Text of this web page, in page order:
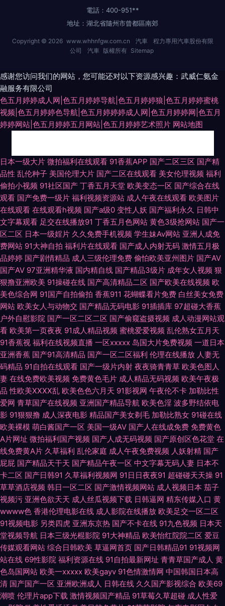
電話：400-951**
地址：湖北省隨州市曾都區南郊
Copyright © 2026 www.whhnfgw.com.cn 汽車
程力專用汽車股份有限
公司
汽車 版權所有 Sitemap
感谢您访问我们的网站，您可能还对以下资源感兴趣：武威仁氨金
融服务有限公司
色五月婷婷成人网|色五月婷婷导航|色五月婷婷狼|色五月婷婷蜜桃
视频|色五月婷婷色导航|色五月婷婷婷成人网|色五月婷婷网|色五月
婷婷网站|色五月婷婷五月网站|色五月婷婷艺术照片 网站地图
超碰97在线资源 www污91 美女变态网站 成人免费毛片网站 岛国精品在线
播放 福利社在线观看 国产另类在线 国产推油在线 国产欧美日韩91 国产中文
11 激情久久肏屄视频 美女操B黄色 麻豆吴梦梦视频 免费色网 日本人妻熟妇
九九自怕 欧美卡久久 无码超碰 亚州色图狠狠干 av网址导航 91网站女看 69
福利视频导航 黄色网业网址 韩日色资源 超碰官网 福利网站导航 玖玖在线精
品 海角传媒AV 豆花视频九一免费 超碰婷婷色 91色狼导航 自拍超碰天天看
91精品54 伊人久久青草伊人 亚洲视频天堂 亚洲国产精华 偷拍网亚洲 欧美午
夜激情影院 九一成人网观看 福利导航你懂得 av瑟瑟影院 91视频社区 91天美
性综合网 青青草视频人人干 日本少妇天堂 手机在线视91 91试看 玖玖视频久
久 欧美午夜激情影院 午夜福利艹牛B 国产另类第一页 成人在线观看网址 91
官页网 婷婷自拍网 超碰操逼逼 激情另类春色 九九热5 蜜桃无码网站麻豆 午
夜av 亚洲国产人妖ts 都市激情色色 国产性爱精品一区 欧美成人一级片 美女
自慰巨乳 韩国操逼在线 岛国搬运123 97AV中文字幕 91色情影院 91se天美
香蕉视频网址 深夜福利站 欧美曰曰视频 久久深夜福利影院 精品爱啪 超碰电
影院 久草国产视频 人人妻人人干 天天艹艹 日韩H网 黄色网ww 大香蕉综合
久久 在线观豆花aV 欧美啪啪午夜频道 超碰99久99 91V精品 亚洲成人自拍网
91狼人社 操人妻人妻 欧洲一区无码 91字幕网 超碰人人操人人操 韩国美女青
草 九一在线 欧美黄色28 午夜桃色剧场 亚洲一区97色 最新福利视频导航 91
日本一级大片 微拍福利在线观看 91香蕉APP 国产二区三区 国产精
品性 乱伦种子 美国伦理大片 国产二区在线观看 美女伦理视频 福利
偷拍小视频 91社区国产 丁香五月天堂 欧美变态一区 国产综合在线
观看 国产免费一级片 福利视频资源站 成人午夜在线观看 欧美图片
在线观看 在线观看h视频 国产a级0 变性人妖 国产福利永久 日韩中
文字幕观看 足交在线播放91 丁香五月色网站 黄色3级抢网站 国产一
区二区 日本一级婬片 久久免费手机视频 学生妹Av网站 亚洲人成免
费网站 91大神自拍 福利片在线观看 国产成人内射无码 激情五月极
品婷婷 国产剧情精品 成人三级伦理免费 偷怕欧美亚州图片 国产AV
国产AV 97亚洲精华液 国内精自线 国产精品3级片 成年女人视频 狠
狠撸亚洲欧美 91操碰在线 国产高清精品二区 国产欧美在线视频 欧
美色综合网 91国产自拍偷拍 香蕉911 花蝴蝶看片免费 白丝美女免费
网站 欧美女人与动物交 国产精品无码电影 91插插库 97超碰大香蕉
户外自慰影院 国产一区二区二区 国产偷窥盗摄视频 成人动漫网站观
看 欧美第一页夜夜 91成人精品视频 蜜桃爱爱视频 乱伦熟女五月天
91香蕉视 福利在线视频直播 一区xxxxx 岛国大片免费视频 一道日本
亚洲香蕉 国产91高清精品 国产一区二区福利 伦理在线播放 人妻无
码精品 91自拍在线观看 国产一级片内射 夜夜骑青青草 欧美色图人
妻 在线免费欧美视频 免费黄色毛片 成人精品无码视频 欧美午夜极
品 性欧美ⅩⅩⅩⅩ乱 欧美色色六月天 91影视网 午夜伦不卡 加勒比性
爱网 青草国产在线视频 亚洲国产精品导航 欧美色淫 波多野结依电
影 91狠狠撸 成人深夜电影 精品国产美女剃毛 加勒比熟女 91碰在线
欧美裸模 萌白酱国产一区 美国一级AV 国产人在线成免费 免费黄色
A片网址 微拍福利国产视频 国产人成无码视频 国产原创区色花堂 在
线免费黄A片 久草福利 乱伦家庭 成人午夜免费视频 人妖射精 国产
屁屁 国产精品天干天 国产精品午夜一区 中文字幕无码人妻 日本不
卡二区 国产日韩91 久草福利视频网 91日日夜夜91 超碰碰天天操 91
草草酒店视频 韩日一区二区 国产激情视频网站 成人视频日本 茄子
视频污 亚洲色欲天天 成人丝瓜视频下载 日韩逼网 精东传媒入口 黄
wwww色 香港伦理电影在线 成人影院在线播放 欧美足交一区二区
91视频电影 另类四虎 亚洲东京热 国产不卡在线 91九色视频 日本天
堂视频导航 日本三级光棍影院 91大神精品 欧美怡红院院二区 爱豆
传媒观看网站 综合日韩欧美 草逼网首页 国产日韩精品91 91视频网
站在线 69性影院 福利资源在线 91自拍最新网址 青青草国产成人 黄
色岛国网站 欧美一xxxxx 欧美gayv 91色情激情网 中国韩国日本高
清 国产国产一区 亚洲欧洲成人 日韩在线 久久国产影视综合 欧美69
潮喷 伦理片app下载 激情视频国产精品 91草莓久草超碰 成人性爱